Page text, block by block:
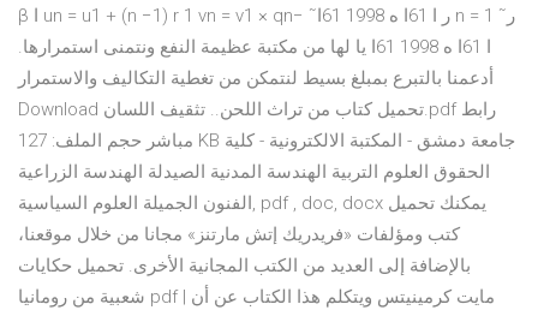
β ا un = u1 + (n −1) r 1 vn = v1 × qn− ˜ر ا 61ا ه 1998 61ا n = 1 ˜ر
ا 61ا ه 1998 61ا يا لها من مكتبة عظيمة النفع ونتمنى استمرارها.
أدعمنا بالتبرع بمبلغ بسيط لنتمكن من تغطية التكاليف والاستمرار
Download تحميل كتاب من تراث اللحن.. تثقيف اللسان.pdf رابط
مباشر حجم الملف: 127 KB جامعة دمشق - المكتبة الالكترونية - كلية
الحقوق العلوم التربية الهندسة المدنية الصيدلة الهندسة الزراعية
الفنون الجميلة العلوم السياسية, pdf , doc, docx يمكنك تحميل
كتب ومؤلفات «فريدريك إتش مارتنز» مجانا من خلال موقعنا،
بالإضافة إلى العديد من الكتب المجانية الأخرى‏. تحميل حكايات
شعبية من رومانيا pdf | مايت كرمينيتس ويتكلم هذا الكتاب عن أن